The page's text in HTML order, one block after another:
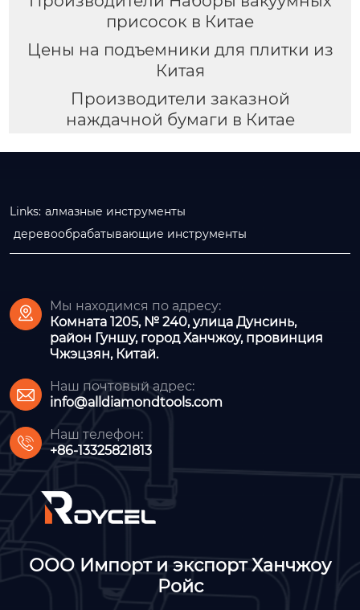
присосок в Китае
Цены на подъемники для плитки из
Китая
Производители заказной
наждачной бумаги в Китае
Links: алмазные инструменты
деревообрабатывающие инструменты

Мы находимся по адресу:
Комната 1205, № 240, улица Дунсинь,
район Гуншу, город Ханчжоу, провинция
Чжэцзян, Китай.

Наш почтовый адрес:
info@alldiamondtools.com

Наш телефон:
+86-13325821813
ООО Импорт и экспорт Ханчжоу
Ройс